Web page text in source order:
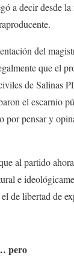
a decir desde la
del
que el
de Salinas
el escarnio
por pensar y
al partido
e
de libertad de
pero